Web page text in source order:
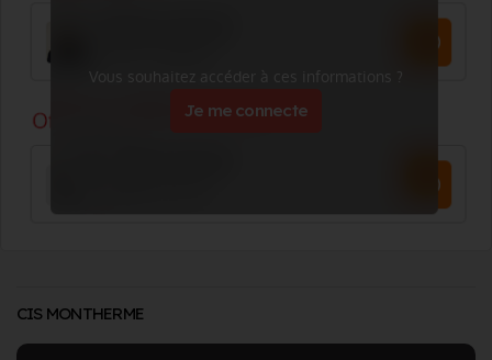
Vous souhaitez accéder à ces informations ?
Je me connecte
CIS MONTHERME